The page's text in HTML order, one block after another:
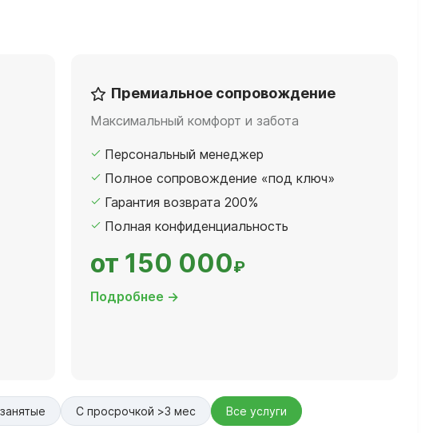
Премиальное сопровождение
Максимальный комфорт и забота
Персональный менеджер
Полное сопровождение «под ключ»
Гарантия возврата 200%
Полная конфиденциальность
от 150 000₽
Подробнее →
С просрочкой >3 мес Все услуги